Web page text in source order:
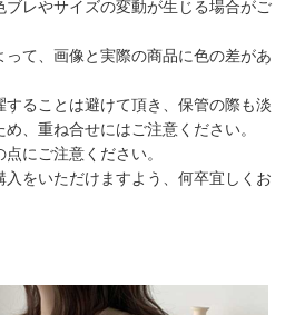
ブレやサイズの変動が生じる場合がご
って、画像と実際の商品に色の差があ
することは避けて頂き、保管の際も淡
、重ね合せにはご注意ください。
にご注意ください。
をいただけますよう、何卒宜しくお